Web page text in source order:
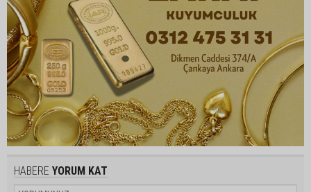
HABERE YORUM KAT